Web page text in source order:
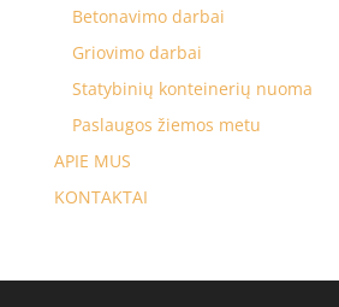
Betonavimo darbai
Griovimo darbai
Statybinių konteinerių nuoma
Paslaugos žiemos metu
APIE MUS
KONTAKTAI